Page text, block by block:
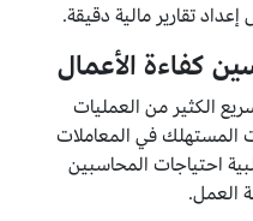
إعداد تقارير مالية دقيقة.
كفاءة الأعمال
الكثير من العمليات
المستهلك في المعاملات
احتياجات المحاسبين
العمل.